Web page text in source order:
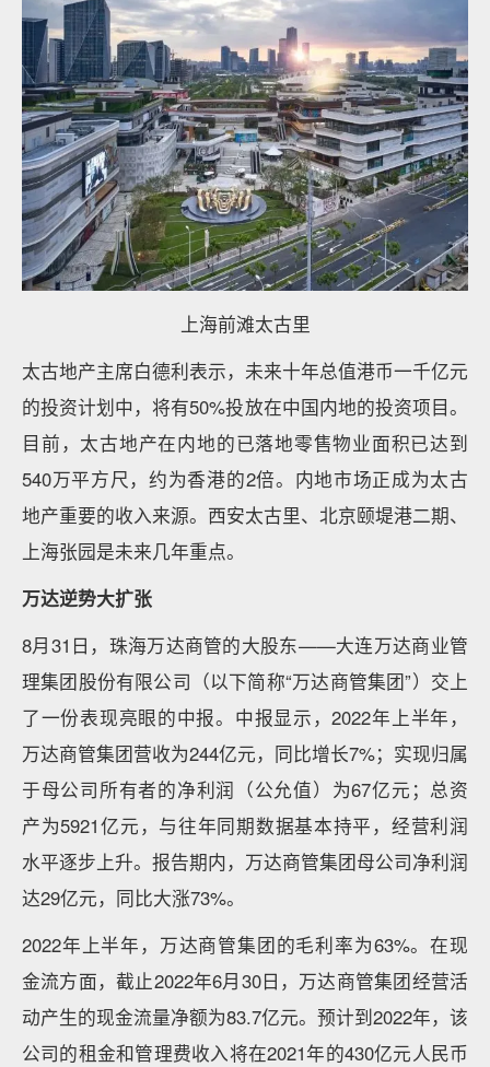
上海前滩太古里
太古地产主席白德利表示，未来十年总值港币一千亿元
的投资计划中，将有50%投放在中国内地的投资项目。
目前，太古地产在内地的已落地零售物业面积已达到
540万平方尺，约为香港的2倍。内地市场正成为太古
地产重要的收入来源。西安太古里、北京颐堤港二期、
上海张园是未来几年重点。
万达逆势大扩张
8月31日，珠海万达商管的大股东——大连万达商业管
理集团股份有限公司（以下简称“万达商管集团”）交上
了一份表现亮眼的中报。中报显示，2022年上半年，
万达商管集团营收为244亿元，同比增长7%；实现归属
于母公司所有者的净利润（公允值）为67亿元；总资
产为5921亿元，与往年同期数据基本持平，经营利润
水平逐步上升。报告期内，万达商管集团母公司净利润
达29亿元，同比大涨73%。
2022年上半年，万达商管集团的毛利率为63%。在现
金流方面，截止2022年6月30日，万达商管集团经营活
动产生的现金流量净额为83.7亿元。预计到2022年，该
公司的租金和管理费收入将在2021年的430亿元人民币